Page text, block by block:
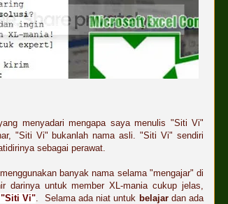
menyadari mengapa saya menulis "Siti Vi"
"Siti Vi" bukanlah nama asli. "Siti Vi" sendiri
sebagai perawat.
banyak nama selama "mengajar" di
darinya untuk member XL-mania cukup jelas,
"Siti Vi". Selama ada niat untuk belajar dan ada